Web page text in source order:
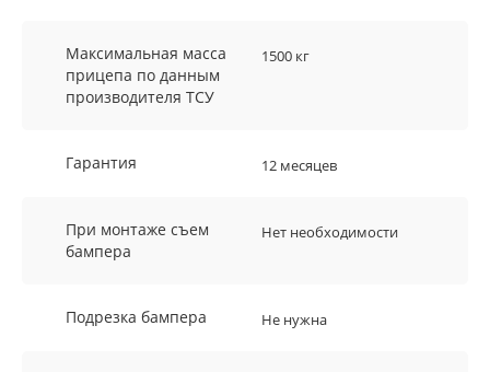
Максимальная масса
прицепа по данным
производителя ТСУ
1500 кг
Гарантия 12 месяцев
При монтаже съем
бампера
Нет необходимости
Подрезка бампера Не нужна